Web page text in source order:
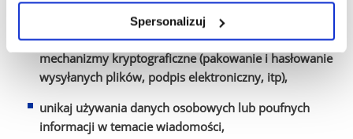
Spersonalizuj
wiadomość),
załączniki są właściwie zabezpieczone poprzez
mechanizmy kryptograficzne (pakowanie i hasłowanie
wysyłanych plików, podpis elektroniczny, itp),
unikaj używania danych osobowych lub poufnych
informacji w temacie wiadomości,